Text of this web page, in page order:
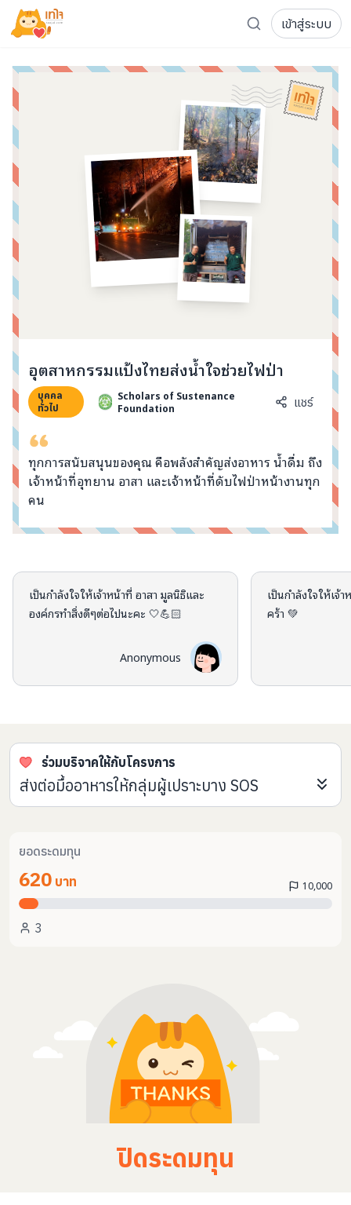
รู้จักเทใจ
เกี่ยวกับเรา
ความเคลื่อนไหว
ผู้บริจาค
การลดหย่อนภาษี
แฟนคลับศิลปิน
FAQ ผู้บริจาค
เจ้าของโครงการ
ส่งโครงการ
FAQ เจ้าของโครงการ
ติดต่อเรา
COCON (ห้อง 304) ชั้น 3 อาคาร The Season Mall 899
นโยบายความเป็นส่วนตัว
ภาษา:
เข้าสู่ระบบ
อุตสาหกรรมแป้งไทยส่งน้ำใจช่วยไฟป่า
บุคคล
ทั่วไป
Scholars of Sustenance
Foundation
แชร์
ทุกการสนับสนุนของคุณ คือพลังสำคัญส่งอาหาร น้ำดื่ม ถึง
เจ้าหน้าที่อุทยาน อาสา และเจ้าหน้าที่ดับไฟป่าหน้างานทุก
คน
คอมเมนต์จากผู้บริจาค
เป็นกำลังใจให้เจ้าหน้าที่ อาสา มูลนิธิและ
องค์กรทำสิ่งดีๆต่อไปนะคะ 🤍💪🏻
Anonymous
เป็นกำลังใจให้เจ้
คร้า 💚
ร่วมบริจาคให้กับโครงการ
ส่งต่อมื้ออาหารให้กลุ่มผู้เปราะบาง SOS
ยอดระดมทุน
620 บาท 10,000
3
ปิดระดมทุน